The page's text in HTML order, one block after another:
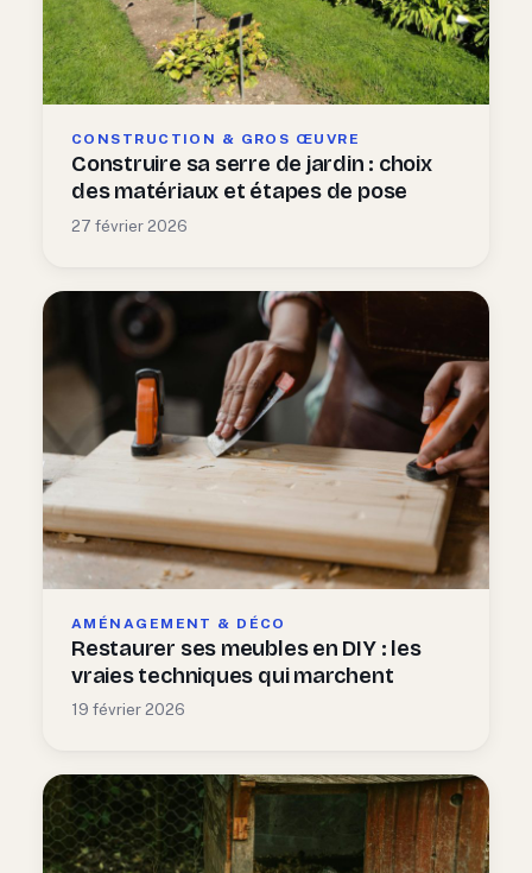
CONSTRUCTION & GROS ŒUVRE
Construire sa serre de jardin : choix
des matériaux et étapes de pose
27 février 2026
AMÉNAGEMENT & DÉCO
Restaurer ses meubles en DIY : les
vraies techniques qui marchent
19 février 2026